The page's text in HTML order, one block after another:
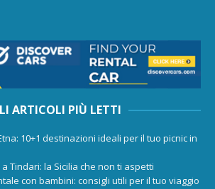
ARTICOLI PIÙ LETTI
10+1 destinazioni ideali per il tuo picnic in
Tindari: la Sicilia che non ti aspetti
con bambini: consigli utili per il tuo viaggio